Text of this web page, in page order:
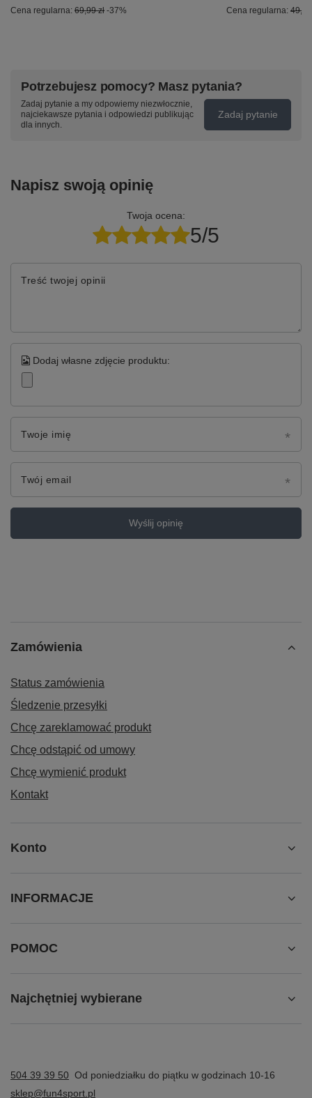
Cena regularna: 69,99 zł -37%
Cena regularna: 49,99
Potrzebujesz pomocy? Masz pytania?
Zadaj pytanie a my odpowiemy niezwłocznie,
najciekawsze pytania i odpowiedzi publikując
dla innych.
Zadaj pytanie
Napisz swoją opinię
Twoja ocena:
5/5
Treść twojej opinii
Dodaj własne zdjęcie produktu:
Twoje imię
Twój email
Wyślij opinię
Zamówienia
Status zamówienia
Śledzenie przesyłki
Chcę zareklamować produkt
Chcę odstąpić od umowy
Chcę wymienić produkt
Kontakt
Konto
INFORMACJE
POMOC
Najchętniej wybierane
504 39 39 50 Od poniedziałku do piątku w godzinach 10-16
sklep@fun4sport.pl